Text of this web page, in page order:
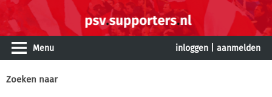
Menu inloggen aanmelden
Zoeken naar